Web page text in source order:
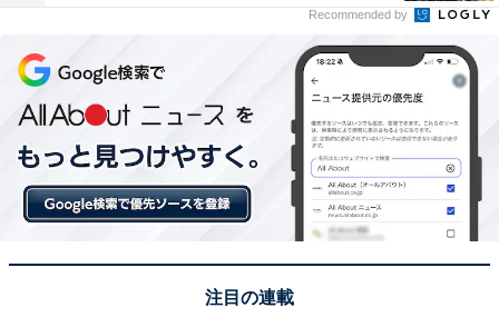
腰部分がゴム仕様になっている
ワークマンのスカートは、ウエストがゴムになっている
タイプが多いです。おそらく屈んだときにキツくならな
Recommended by
注目の連載